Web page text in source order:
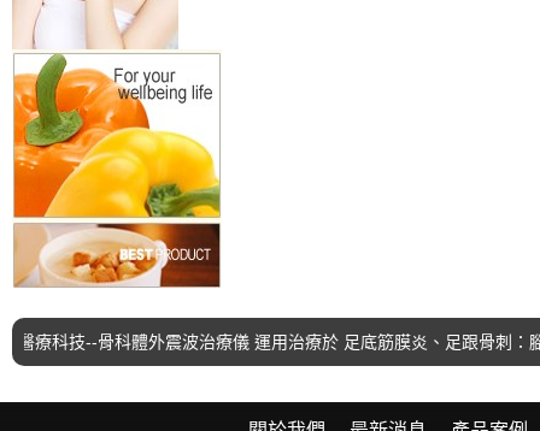
科技--骨科體外震波治療儀 運用治療於 足底筋膜炎、足跟骨刺：腳